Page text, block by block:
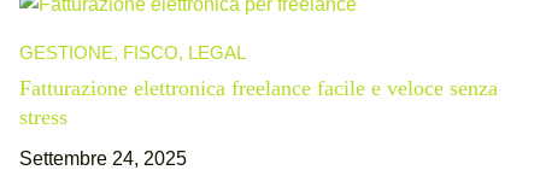
GESTIONE, FISCO, LEGAL
Fatturazione elettronica freelance facile e veloce senza
stress
Settembre 24, 2025